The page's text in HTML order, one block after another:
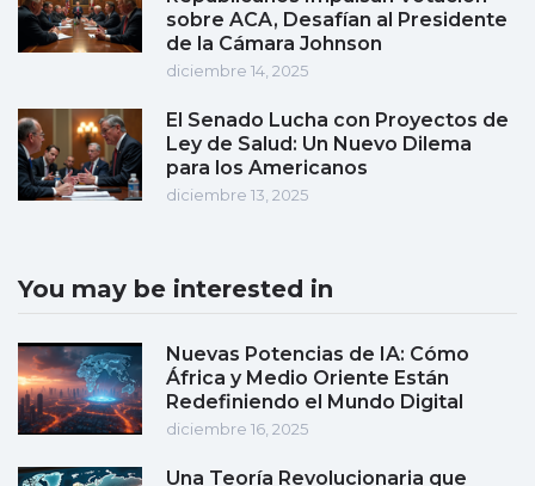
sobre ACA, Desafían al Presidente
de la Cámara Johnson
diciembre 14, 2025
El Senado Lucha con Proyectos de
Ley de Salud: Un Nuevo Dilema
para los Americanos
diciembre 13, 2025
You may be interested in
Nuevas Potencias de IA: Cómo
África y Medio Oriente Están
Redefiniendo el Mundo Digital
diciembre 16, 2025
Una Teoría Revolucionaria que